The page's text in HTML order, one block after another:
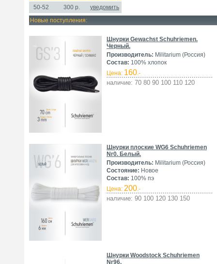
50-52
300 р.
уведомить
Новые поступления:
Шнурки Gewachst Schuhriemen.
Черный.
Производитель: Militarium (Россия)
Состав: 100% хлопок
Цена: 160.-
наличие: 70 80 90 100 110 120
Шнурки плоские WG6 Schuhriemen
Nr0. Белый.
Производитель: Militarium (Россия)
Состояние: Новое
Состав: 100% пэ
Цена: 200.-
наличие: 90 100 120 130 150
Шнурки Woodstock Schuhriemen
Nr96.